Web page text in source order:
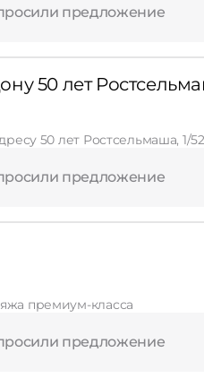
предложение
50 лет
50 лет Ростсельмаша,
предложение
премиум-класса
предложение